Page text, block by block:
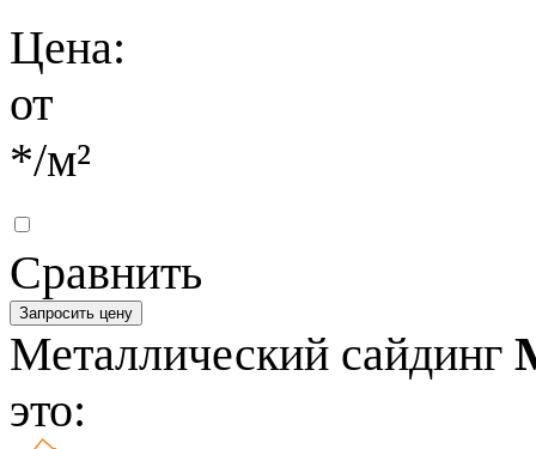
Цена:
от
*/м²
Сравнить
Запросить цену
Металлический сайдинг
это: